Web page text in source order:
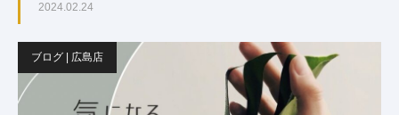
2024.02.24
ブログ | 広島店